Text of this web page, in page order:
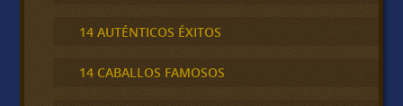
14 AUTÉNTICOS ÉXITOS
14 CABALLOS FAMOSOS